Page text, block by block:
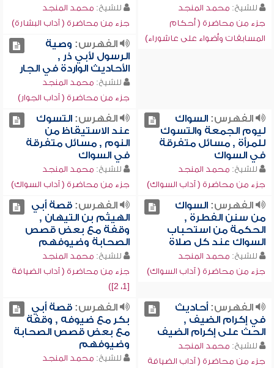
للشيخ: محمد المنجد
جزء من محاضرة ( أحكام
المسابقات وأضواء على عاشوراء)
للشيخ: محمد المنجد
جزء من محاضرة ( آداب البشارة)
الفهرس: وصية
الرسول لأبي ذر ,
الأحاديث الواردة في الجار
للشيخ: محمد المنجد
جزء من محاضرة ( آداب الجوار)
الفهرس:السواك
ليوم الجمعة والتسوك
للمرأة , مسائل متفرقة
في السواك
للشيخ: محمد المنجد
جزء من محاضرة ( آداب السواك)
الفهرس:التسوك
عند الاستيقاظ من
النوم , مسائل متفرقة
في السواك
للشيخ: محمد المنجد
جزء من محاضرة ( آداب السواك)
الفهرس:السواك
من سنن الفطرة ,
الحكمة من استحباب
السواك عند كل صلاة
للشيخ: محمد المنجد
جزء من محاضرة ( آداب السواك)
الفهرس:قصة أبي
الهيثم بن التيهان ,
وقفة مع بعض قصص
الصحابة وضيوفهم
للشيخ: محمد المنجد
جزء من محاضرة ( آداب الضيافة
[1، 2])
الفهرس:أحاديث
في إكرام الضيف ,
الحث على إكرام الضيف
للشيخ: محمد المنجد
جزء من محاضرة ( آداب الضيافة
الفهرس:قصة أبي
بكر مع ضيوفه , وقفة
مع بعض قصص الصحابة
وضيوفهم
للشيخ: محمد المنجد